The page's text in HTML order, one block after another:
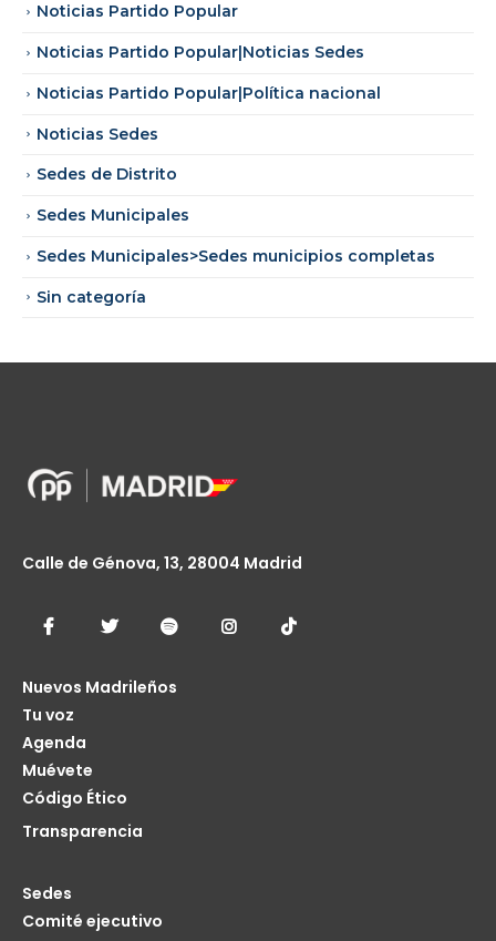
Noticias Partido Popular
Noticias Partido Popular|Noticias Sedes
Noticias Partido Popular|Política nacional
Noticias Sedes
Sedes de Distrito
Sedes Municipales
Sedes Municipales>Sedes municipios completas
Sin categoría
Calle de Génova, 13, 28004 Madrid
Nuevos Madrileños
Tu voz
Agenda
Muévete
Código Ético
Transparencia
Sedes
Comité ejecutivo